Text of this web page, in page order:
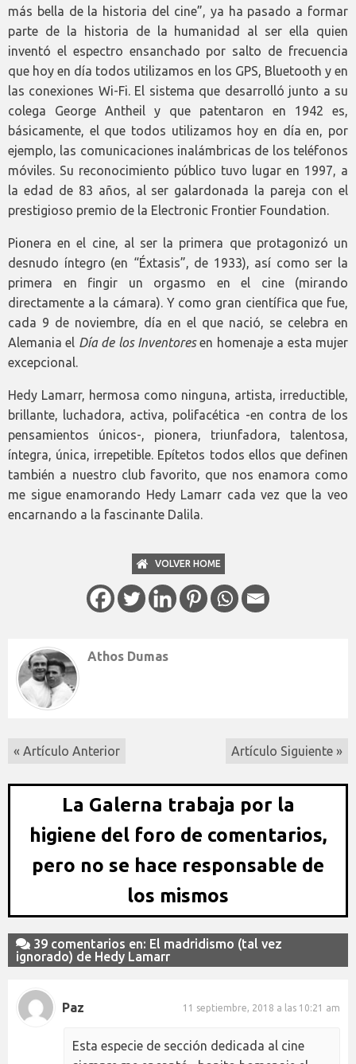
más bella de la historia del cine”, ya ha pasado a formar
parte de la historia de la humanidad al ser ella quien
inventó el espectro ensanchado por salto de frecuencia
que hoy en día todos utilizamos en los GPS, Bluetooth y en
las conexiones Wi-Fi. El sistema que desarrolló junto a su
colega George Antheil y que patentaron en 1942 es,
básicamente, el que todos utilizamos hoy en día en, por
ejemplo, las comunicaciones inalámbricas de los teléfonos
móviles. Su reconocimiento público tuvo lugar en 1997, a
la edad de 83 años, al ser galardonada la pareja con el
prestigioso premio de la Electronic Frontier Foundation.
Pionera en el cine, al ser la primera que protagonizó un
desnudo íntegro (en “Éxtasis”, de 1933), así como ser la
primera en fingir un orgasmo en el cine (mirando
directamente a la cámara). Y como gran científica que fue,
cada 9 de noviembre, día en el que nació, se celebra en
Alemania el Día de los Inventoresen homenaje a esta mujer
excepcional.
Hedy Lamarr, hermosa como ninguna, artista, irreductible,
brillante, luchadora, activa, polifacética -en contra de los
pensamientos únicos-, pionera, triunfadora, talentosa,
íntegra, única, irrepetible. Epítetos todos ellos que definen
también a nuestro club favorito, que nos enamora como
me sigue enamorando Hedy Lamarr cada vez que la veo
encarnando a la fascinante Dalila.
VOLVER HOME
Athos Dumas
« Artículo Anterior Artículo Siguiente »
La Galerna trabaja por la
higiene del foro de comentarios,
pero no se hace responsable de
los mismos
39 comentarios en: El madridismo (tal vez
ignorado) de Hedy Lamarr
Paz 11 septiembre, 2018 a las 10:21 am
Esta especie de sección dedicada al cine